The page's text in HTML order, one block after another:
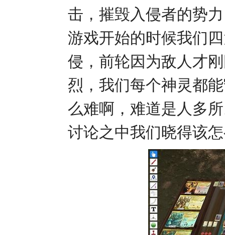
击，摧毁入侵者的势
游戏开始的时候我们
侵，前轮因为敌人才
烈，我们每个神灵都
么难啊，难道是人多
讨论之中我们晓得该